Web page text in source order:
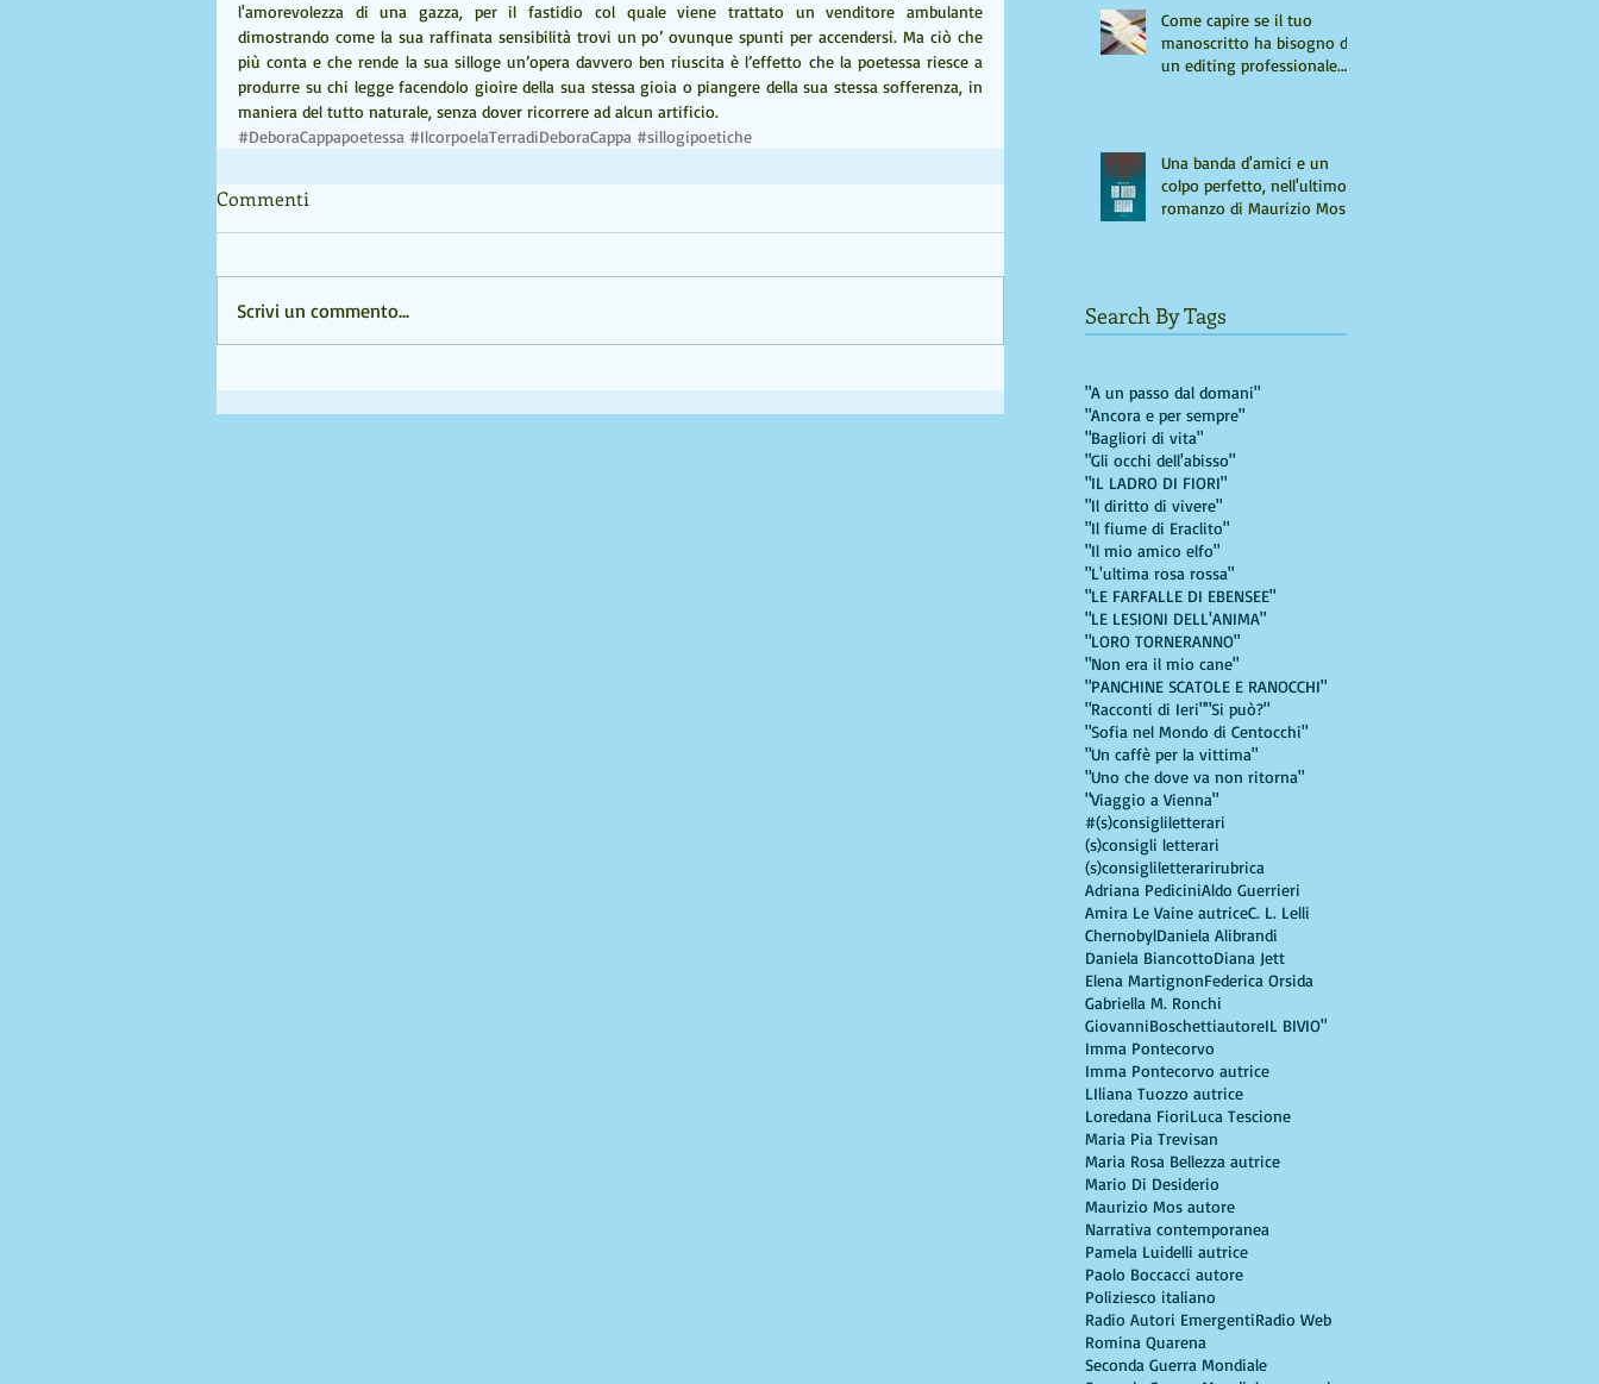
l'amorevolezza di una gazza, per il fastidio col quale viene trattato un venditore ambulante
dimostrando come la sua raffinata sensibilità trovi un po’ ovunque spunti per accendersi. Ma ciò che
più conta e che rende la sua silloge un’opera davvero ben riuscita è l’effetto che la poetessa riesce a
produrre su chi legge facendolo gioire della sua stessa gioia o piangere della sua stessa sofferenza, in
maniera del tutto naturale, senza dover ricorrere ad alcun artificio.
#DeboraCappapoetessa #IlcorpoelaTerradiDeboraCappa #sillogipoetiche
Commenti
Scrivi un commento...
Come capire se il tuo
manoscritto ha bisogno di
un editing professionale.
Una banda d'amici e un
colpo perfetto, nell'ultimo
romanzo di Maurizio Mos
Search By Tags
"A un passo dal domani"
"Ancora e per sempre"
"Bagliori di vita"
"Gli occhi dell'abisso"
"IL LADRO DI FIORI"
"Il diritto di vivere"
"Il fiume di Eraclito"
"Il mio amico elfo"
"L'ultima rosa rossa"
"LE FARFALLE DI EBENSEE"
"LE LESIONI DELL'ANIMA"
"LORO TORNERANNO"
"Non era il mio cane"
"PANCHINE SCATOLE E RANOCCHI"
"Racconti di Ieri""Si può?"
"Sofia nel Mondo di Centocchi"
"Un caffè per la vittima"
"Uno che dove va non ritorna"
"Viaggio a Vienna"
#(s)consigliletterari
(s)consigli letterari
(s)consigliletterarirubrica
Adriana PediciniAldo Guerrieri
Amira Le Vaine autriceC. L. Lelli
ChernobylDaniela Alibrandi
Daniela BiancottoDiana Jett
Elena MartignonFederica Orsida
Gabriella M. Ronchi
GiovanniBoschettiautoreIL BIVIO"
Imma Pontecorvo
Imma Pontecorvo autrice
LIliana Tuozzo autrice
Loredana FioriLuca Tescione
Maria Pia Trevisan
Maria Rosa Bellezza autrice
Mario Di Desiderio
Maurizio Mos autore
Narrativa contemporanea
Pamela Luidelli autrice
Paolo Boccacci autore
Poliziesco italiano
Radio Autori EmergentiRadio Web
Romina Quarena
Seconda Guerra Mondiale